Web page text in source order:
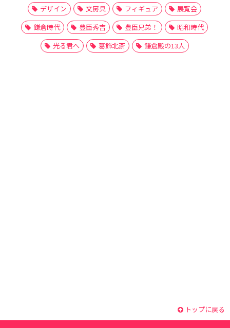
デザイン
文房具 フィギュア
展覧会
鎌倉時代
豊臣秀吉 豊臣兄弟！
昭和時代
光る君へ
葛飾北斎 鎌倉殿の13人
トップに戻る